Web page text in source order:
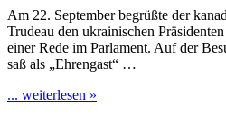
Am 22. September begrüßte der
Trudeau den ukrainischen
einer Rede im Parlament. Auf der
saß als „Ehrengast“ …
... weiterlesen »